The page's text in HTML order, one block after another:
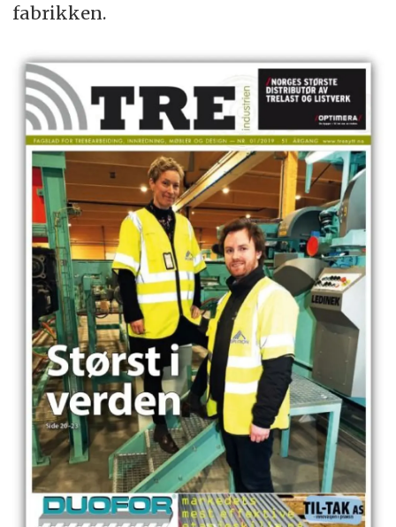
fabrikken.